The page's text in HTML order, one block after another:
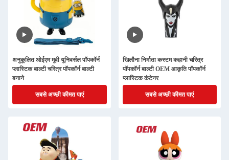
अनुकूलित ओईएम मूवी यूनिवर्सल पॉपकॉर्न
प्लास्टिक बाल्टी चरित्र पॉपकॉर्न बाल्टी
बनाने
सबसे अच्छी कीमत पाएं
खिलौना निर्माता कस्टम कहानी चरित्र
पॉपकॉर्न बाल्टी OEM आकृति पॉपकॉर्न
प्लास्टिक कंटेनर
सबसे अच्छी कीमत पाएं